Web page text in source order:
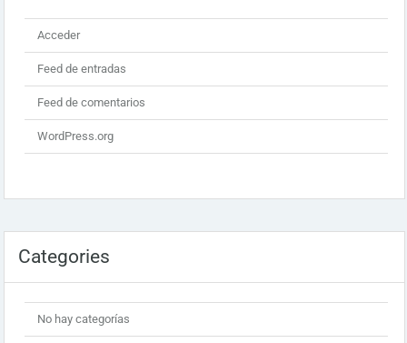
Acceder
Feed de entradas
Feed de comentarios
WordPress.org
Categories
No hay categorías